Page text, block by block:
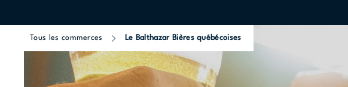
Tous les commerces Le Balthazar Bières québécoises